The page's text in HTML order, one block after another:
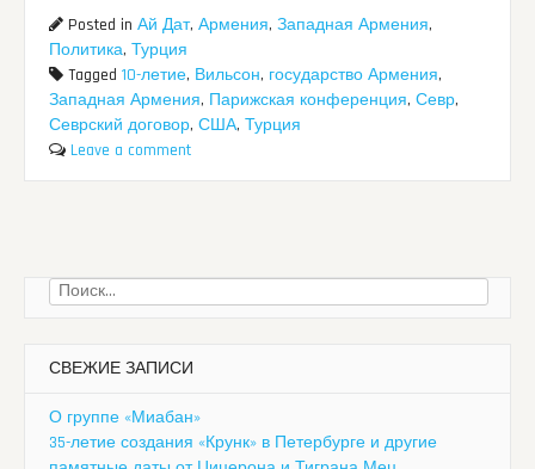
Posted inАй Дат,Армения,Западная Армения,
Политика,Турция
Tagged10-летие, Вильсон, государство Армения,
Западная Армения, Парижская конференция,Севр,
Севрский договор,США,Турция
Leave a comment
Найти:
СВЕЖИЕ ЗАПИСИ
О группе «Миабан»
35-летие создания «Крунк» в Петербурге и другие